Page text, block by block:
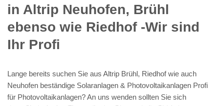
in Altrip Neuhofen, Brühl
ebenso wie Riedhof -Wir sind
Ihr Profi
Lange bereits suchen Sie aus Altrip Brühl, Riedhof wie auch
Neuhofen beständige Solaranlagen & Photovoltaikanlagen Profi
für Photovoltaikanlagen? An uns wenden sollten Sie sich